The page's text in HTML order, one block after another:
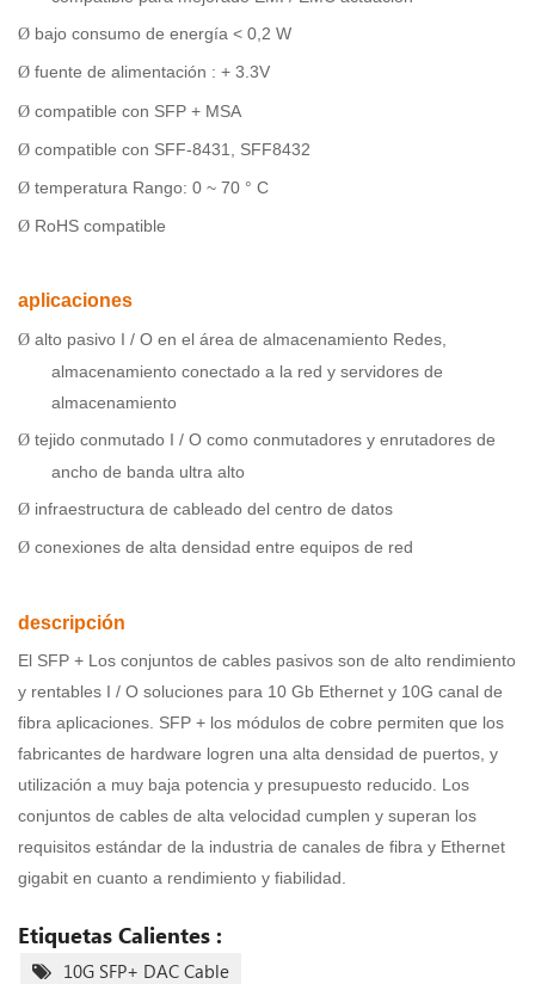
Ø bajo consumo de energía < 0,2 W
Ø fuente de alimentación : + 3.3V
Ø compatible con SFP + MSA
Ø compatible con SFF-8431, SFF8432
Ø temperatura Rango: 0 ~ 70 ° C
Ø RoHS compatible
aplicaciones
Ø alto pasivo I / O en el área de almacenamiento Redes,
almacenamiento conectado a la red y servidores de
almacenamiento
Ø tejido conmutado I / O como conmutadores y enrutadores de
ancho de banda ultra alto
Ø infraestructura de cableado del centro de datos
Ø conexiones de alta densidad entre equipos de red
descripción
El SFP + Los conjuntos de cables pasivos son de alto rendimiento
y rentables I / O soluciones para 10 Gb Ethernet y 10G canal de
fibra aplicaciones. SFP + los módulos de cobre permiten que los
fabricantes de hardware logren una alta densidad de puertos, y
utilización a muy baja potencia y presupuesto reducido. Los
conjuntos de cables de alta velocidad cumplen y superan los
requisitos estándar de la industria de canales de fibra y Ethernet
gigabit en cuanto a rendimiento y fiabilidad.
Etiquetas Calientes :
10G SFP+ DAC Cable